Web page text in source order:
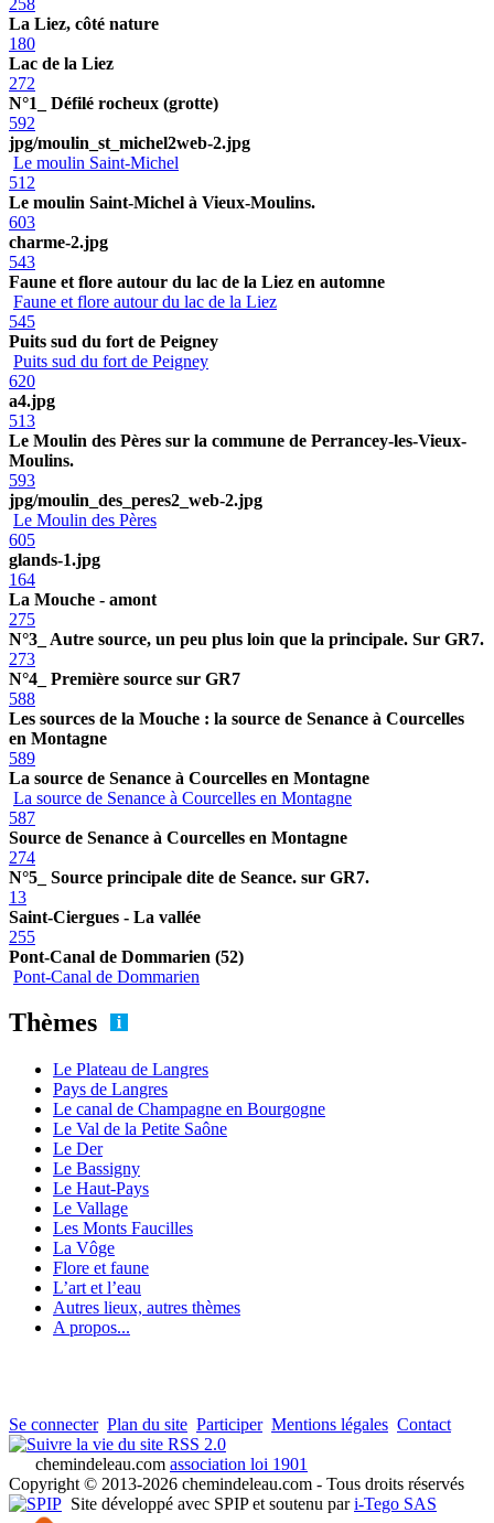
La Liez, côté nature
180
Lac de la Liez
272
N°1_ Défilé rocheux (grotte)
592
jpg/moulin_st_michel2web-2.jpg
Le moulin Saint-Michel
512
Le moulin Saint-Michel à Vieux-Moulins.
603
charme-2.jpg
543
Faune et flore autour du lac de la Liez en automne
Faune et flore autour du lac de la Liez
545
Puits sud du fort de Peigney
Puits sud du fort de Peigney
620
a4.jpg
513
Le Moulin des Pères sur la commune de Perrancey-les-Vieux-
Moulins.
593
jpg/moulin_des_peres2_web-2.jpg
Le Moulin des Pères
605
glands-1.jpg
164
La Mouche - amont
275
N°3_ Autre source, un peu plus loin que la principale. Sur GR7.
273
N°4_ Première source sur GR7
588
Les sources de la Mouche : la source de Senance à Courcelles
en Montagne
589
La source de Senance à Courcelles en Montagne
La source de Senance à Courcelles en Montagne
587
Source de Senance à Courcelles en Montagne
274
N°5_ Source principale dite de Seance. sur GR7.
13
Saint-Ciergues - La vallée
255
Pont-Canal de Dommarien (52)
Pont-Canal de Dommarien
Thèmes
Le Plateau de Langres
Pays de Langres
Le canal de Champagne en Bourgogne
Le Val de la Petite Saône
Le Der
Le Bassigny
Le Haut-Pays
Le Vallage
Les Monts Faucilles
La Vôge
Flore et faune
L’art et l’eau
Autres lieux, autres thèmes
A propos...
Se connecter Plan du site Participer Mentions légales Contact
RSS 2.0
chemindeleau.com association loi 1901
Copyright © 2013-2026 chemindeleau.com - Tous droits réservés
Site développé avec SPIP et soutenu pari-Tego SAS